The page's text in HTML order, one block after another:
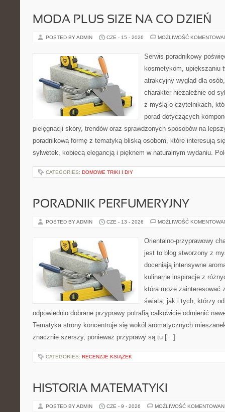
MODA PLUS SIZE NA CO DZIEŃ
POSTED BY ADMIN CZE - 15 - 2026 MOŻLIWOŚĆ
Serwis poradnikowy
kosmetykom, upiększaniu
atrakcyjny wygląd dla
charakter niezależnie od
z myślą o czytelnikach,
porad dotyczących
pielęgnacji skóry, trendów oraz sprawdzonych sposobów na
poradnikową formę z tematyką bliską osobom, które interesują
sylwetek, kobiecą elegancją i pięknem w naturalnym wydaniu.
CATEGORIES: DOMOWE TRIKI I DIY
PORADNIK PERFUMERYJNY
POSTED BY ADMIN CZE - 13 - 2026 MOŻLIWOŚĆ
Orientalno-przyprawowy
jest to blog stworzony z
doceniają intensywne
kulinarne inspiracje z
która może zainteresować
świata, jak i tych, którzy
odpowiednio dobrane przyprawy potrafią całkowicie odmienić
Tematyka strony koncentruje się wokół aromatycznych
znacznie szerszy, ponieważ przyprawy są tu […]
CATEGORIES: RECENZJE KSIĄŻEK
HISTORIA MATEMATYKI
POSTED BY ADMIN CZE - 9 - 2026 MOŻLIWOŚĆ